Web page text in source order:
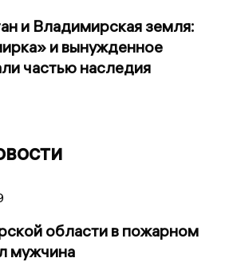
и Владимирская земля:
и вынужденное
частью наследия
области в пожарном
мужчина